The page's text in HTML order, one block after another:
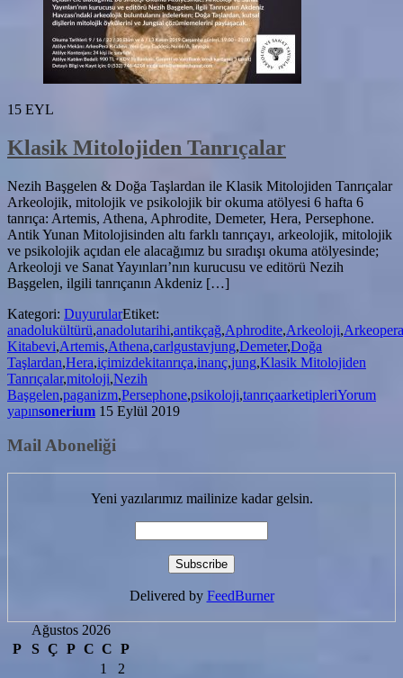
15 EYL
Klasik Mitolojiden Tanrıçalar
Nezih Başgelen & Doğa Taşlardan ile Klasik Mitolojiden Tanrıçalar
Arkeolojik, mitolojik ve psikolojik bir okuma atölyesi 6 hafta 6
tanrıça: Artemis, Athena, Aphrodite, Demeter, Hera, Persephone.
Antik Yunan Mitolojisinden altı farklı tanrıçayı, arkeolojik, mitolojik
ve psikolojik açıdan ele alacağımız bu sıradışı okuma atölyesinde;
Arkeoloji ve Sanat Yayınları’nın kurucusu ve editörü Nezih
Başgelen, ilgili tanrıçanın Akdeniz […]
Kategori: DuyurularEtiket:
anadolukültürü,anadolutarihi,antikçağ,Aphrodite,Arkeoloji,Arkeopera
Kitabevi,Artemis,Athena,carlgustavjung,Demeter,Doğa
Taşlardan,Hera,içimizdekitanrıça,inanç,jung,Klasik Mitolojiden
Tanrıçalar,mitoloji,Nezih
Başgelen,paganizm,Persephone,psikoloji,tanrıçaarketipleriYorum
yapınsonerium 15 Eylül 2019
Mail Aboneliği
Yeni yazılarımız mailinize kadar gelsin.
Delivered by FeedBurner
Ağustos 2026
P
S Ç P C C P
1
2